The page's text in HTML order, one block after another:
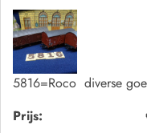
5816=Roco diverse
Prijs: